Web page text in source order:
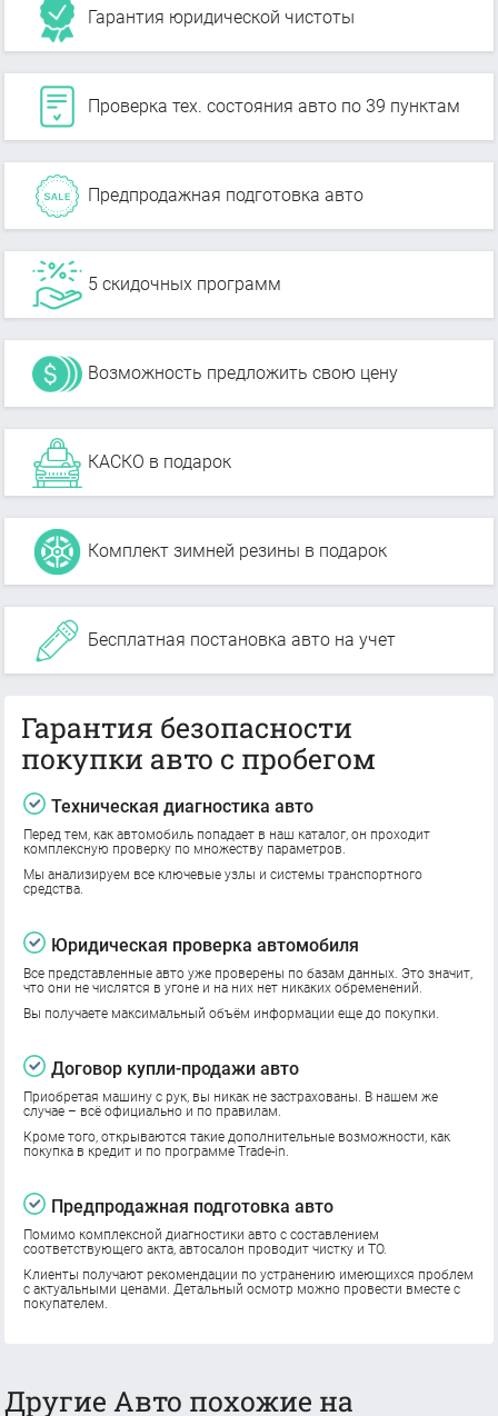
Гарантия юридической чистоты
Проверка тех. состояния авто по 39 пунктам
Предпродажная подготовка авто
5 скидочных программ
Возможность предложить свою цену
КАСКО в подарок
Комплект зимней резины в подарок
Бесплатная постановка авто на учет
Гарантия безопасности
покупки авто с пробегом
Техническая диагностика авто
Перед тем, как автомобиль попадает в наш каталог, он проходит
комплексную проверку по множеству параметров.
Мы анализируем все ключевые узлы и системы транспортного
средства.
Юридическая проверка автомобиля
Все представленные авто уже проверены по базам данных. Это значит,
что они не числятся в угоне и на них нет никаких обременений.
Вы получаете максимальный объём информации еще до покупки.
Договор купли-продажи авто
Приобретая машину с рук, вы никак не застрахованы. В нашем же
случае – всё официально и по правилам.
Кроме того, открываются такие дополнительные возможности, как
покупка в кредит и по программе Trade-in.
Предпродажная подготовка авто
Помимо комплексной диагностики авто с составлением
соответствующего акта, автосалон проводит чистку и ТО.
Клиенты получают рекомендации по устранению имеющихся проблем
с актуальными ценами. Детальный осмотр можно провести вместе с
покупателем.
Другие Авто похожие на